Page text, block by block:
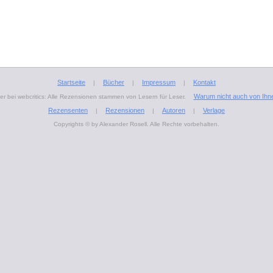
Startseite | Bücher | Impressum | Kontakt
bei webcritics: Alle Rezensionen stammen von Lesern für Leser.
Warum nicht auch von
Rezensenten
| Rezensionen | Autoren | Verlage
Copyrights © by Alexander Rosell. Alle Rechte vorbehalten.